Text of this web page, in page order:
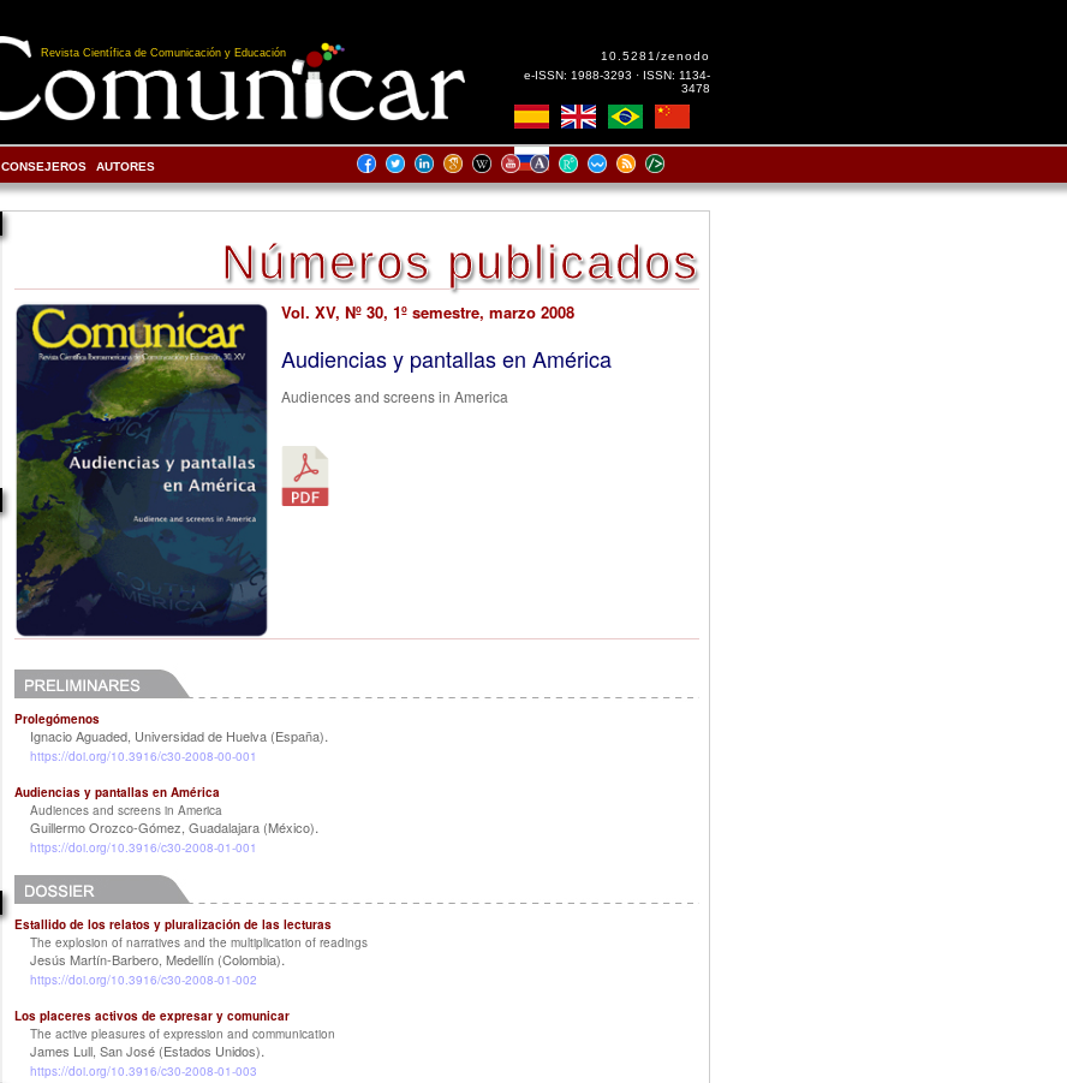
Revista Científica de Comunicación y Educación
10.5281/zenodo
e-ISSN: 1988-3293 · ISSN: 1134-
3478
CONSEJEROS AUTORES
Números publicados
Vol. XV, Nº 30, 1º semestre, marzo 2008
Audiencias y pantallas en América
Audiences and screens in America
Prolegómenos
Ignacio Aguaded, Universidad de Huelva (España).
https://doi.org/10.3916/c30-2008-00-001
Audiencias y pantallas en América
Audiences and screens in America
Guillermo Orozco-Gómez, Guadalajara (México).
https://doi.org/10.3916/c30-2008-01-001
Estallido de los relatos y pluralización de las lecturas
The explosion of narratives and the multiplication of readings
Jesús Martín-Barbero, Medellín (Colombia).
https://doi.org/10.3916/c30-2008-01-002
Los placeres activos de expresar y comunicar
The active pleasures of expression and communication
James Lull, San José (Estados Unidos).
https://doi.org/10.3916/c30-2008-01-003